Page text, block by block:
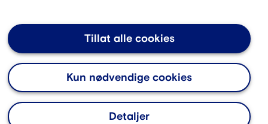
Detaljer
Kun nødvendige cookies
Tillat alle cookies
Personlig økonomi Sparetips